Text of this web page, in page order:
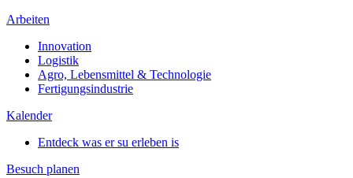
Arbeiten
Innovation
Logistik
Agro, Lebensmittel & Technologie
Fertigungsindustrie
Kalender
Entdeck was er su erleben is
Besuch planen